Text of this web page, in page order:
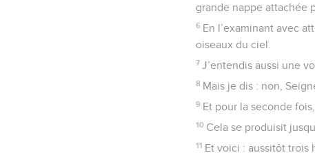
grande nappe attachée
6 En l’examinant avec
oiseaux du ciel.
7 J’entendis aussi une
8 Mais je dis : non,
9 Et pour la seconde
10 Cela se produisit
11 Et voici : aussitôt trois